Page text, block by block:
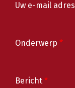
Uw e-mail adres
Onderwerp *
Bericht *